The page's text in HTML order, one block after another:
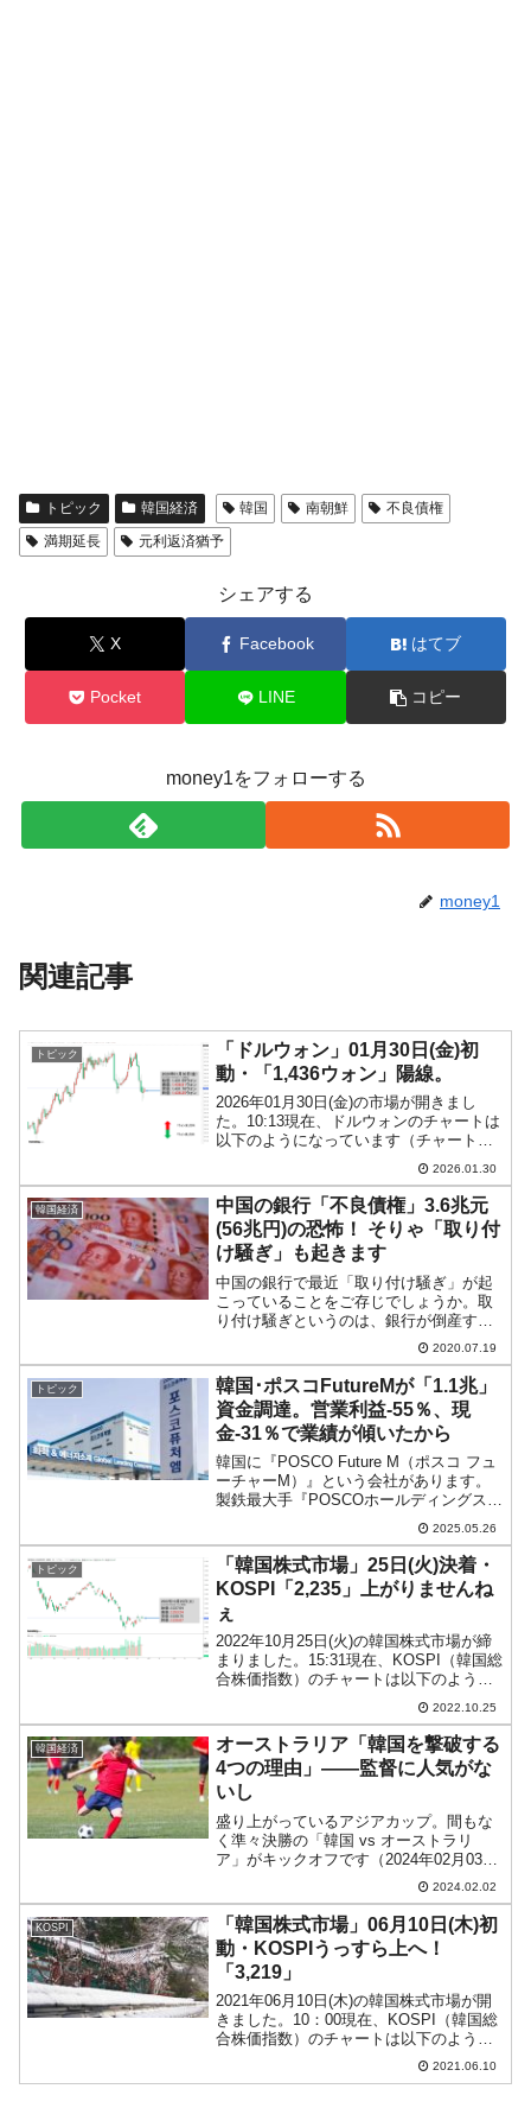
トピック 韓国経済 韓国 南朝鮮
不良債権
満期延長
元利返済猶予
シェアする
X Facebook はてブ
Pocket LINE コピー
money1をフォローする
money1
関連記事
トピック
「ドルウォン」01月30日(金)初
動・「1,436ウォン」陽線。
2026年01月30日(金)の市場が開きまし
た。10:13現在、ドルウォンのチャートは
以下のようになっています（チャートは
『Investing.com』より引用）。前日はコ
マ足で、現在のところ陽線。「1ドル＝
1,436ウォン」近辺の攻防とな...
2026.01.30
韓国経済
中国の銀行「不良債権」3.6兆元
(56兆円)の恐怖！ そりゃ「取り付
け騒ぎ」も起きます
中国の銀行で最近「取り付け騒ぎ」が起
こっていることをご存じでしょうか。取
り付け騒ぎというのは、銀行が倒産する
かもしれないと、預金者が窓口に殺到
し、自分のお金を一斉に引き出そうとす
る騒動のことです（英語では「bank
run」といいます）。中...
2020.07.19
トピック
韓国･ポスコFutureMが「1.1兆」
資金調達。営業利益-55％、現
金-31％で業績が傾いたから
韓国に『POSCO Future M（ポスコ フュ
ーチャーM）』という会社があります。
製鉄最大手『POSCOホールディングス』
の子会社（59.7％の株式を保有）で、二
次電池（リチウムイオン電池）用の正極
材・負極材などのバッテリー素材をはじ
め...
2025.05.26
トピック
「韓国株式市場」25日(火)決着・
KOSPI「2,235」上がりませんね
ぇ
2022年10月25日(火)の韓国株式市場が締
まりました。15:31現在、KOSPI（韓国総
合株価指数）のチャートは以下のように
『Investing.com』より引用）。ローソク
足の実体線がほとんどなくなりました。
K...
2022.10.25
韓国経済
オーストラリア「韓国を撃破する
4つの理由」――監督に人気がな
いし
盛り上がっているアジアカップ。間もな
く準々決勝の「韓国 vs オーストラリ
ア」がキックオフです（2024年02月03日
00：30／日本時間）。↑『The Sydney
Morning Herald』の記事「Four reasons
why ...
2024.02.02
KOSPI
「韓国株式市場」06月10日(木)初
動・KOSPIうっすら上へ！
「3,219」
2021年06月10日(木)の韓国株式市場が開
きました。10：00現在、KOSPI（韓国総
合株価指数）のチャートは以下のように
『Investing.com』より引用）。前日の下
2021.06.10